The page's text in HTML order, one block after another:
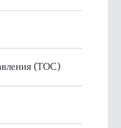
(ТОС)